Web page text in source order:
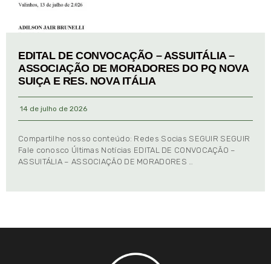
EDITAL DE CONVOCAÇÃO – ASSUITÁLIA –
ASSOCIAÇÃO DE MORADORES DO PQ NOVA
SUIÇA E RES. NOVA ITÁLIA
14 de julho de 2026
Compartilhe nosso conteúdo: Redes Socias SEGUIR SEGUIR
Fale conosco Últimas Notícias EDITAL DE CONVOCAÇÃO –
ASSUITÁLIA – ASSOCIAÇÃO DE MORADORES …